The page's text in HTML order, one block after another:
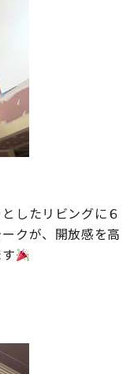
したリビングに６
クが、開放感を高